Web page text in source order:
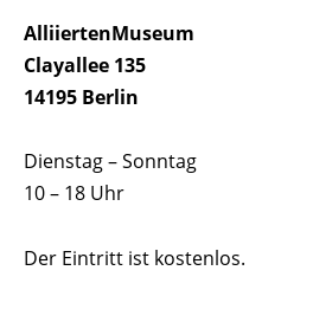
AlliiertenMuseum
Clayallee 135
14195 Berlin
Dienstag – Sonntag
10 – 18 Uhr
Der Eintritt ist kostenlos.